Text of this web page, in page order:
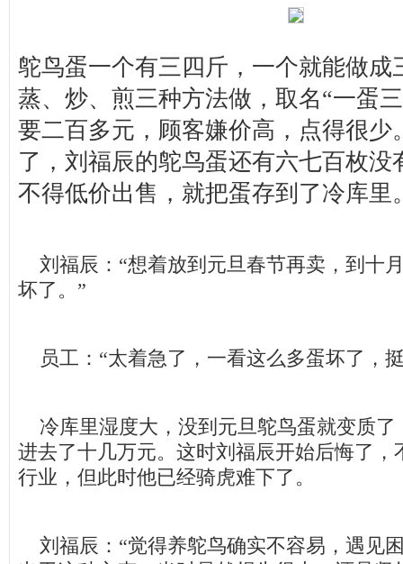
鸵鸟蛋一个有三四斤，一个就能做成
蒸、炒、煎三种方法做，取名“一蛋
要二百多元，顾客嫌价高，点得很少
了，刘福辰的鸵鸟蛋还有六七百枚没
不得低价出售，就把蛋存到了冷库里
刘福辰：“想着放到元旦春节再卖，到十
坏了。”
员工：“太着急了，一看这么多蛋坏了，
冷库里湿度大，没到元旦鸵鸟蛋就变质了
进去了十几万元。这时刘福辰开始后悔了，
行业，但此时他已经骑虎难下了。
刘福辰：“觉得养鸵鸟确实不容易，遇见